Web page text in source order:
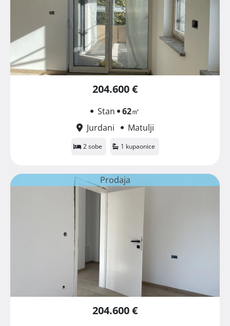
204.600 €
Stan 62㎡
Jurdani
Matulji
2 sobe 1 kupaonice
Prodaja
204.600 €